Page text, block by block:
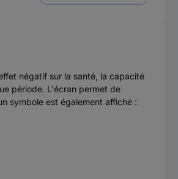
négatif sur la santé, la capacité
période. L'écran permet de
symbole est également affiché :